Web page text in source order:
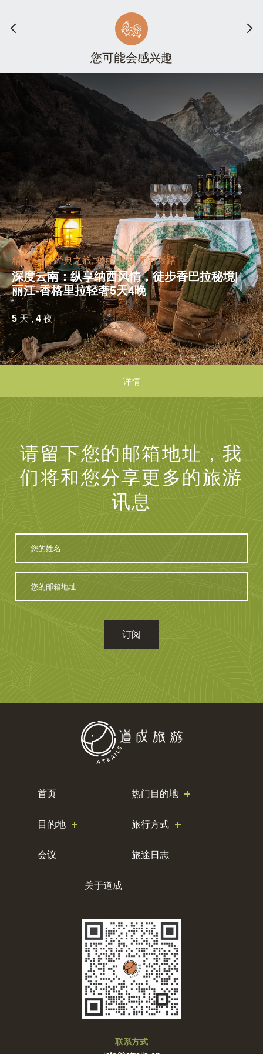
您可能会感兴趣
精彩户外, 经典之旅, 秘境中国, 所有线路
深度云南：纵享纳西风情，徒步香巴拉秘境|
丽江-香格里拉轻奢5天4晚
5 天 ,4 夜
详情
请留下您的邮箱地址，我
们将和您分享更多的旅游
讯息
您
名
箱
首页 热门目的地
目的地 旅行方式
会议 旅途日志
关于道成
联系方式